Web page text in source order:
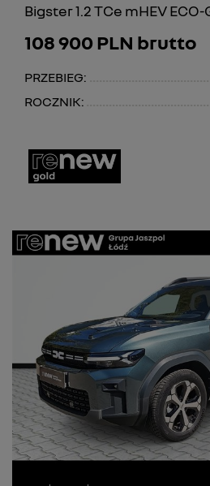
Bigster 1.2 TCe mHEV
108 900 PLN brutto
PRZEBIEG:
ROCZNIK: